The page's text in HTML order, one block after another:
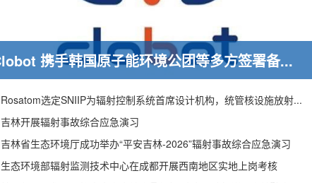
Clobot 携手韩国原子能环境公团等多方签署备忘录，推动放射性废物安全管理多机型机器人示范
Rosatom选定SNIIP为辐射控制系统首席设计机构，统管核设施放射仪表标准化与进口替代保障
吉林开展辐射事故综合应急演习
吉林省生态环境厅成功举办“平安吉林-2026”辐射事故综合应急演习
生态环境部辐射监测技术中心在成都开展西南地区实地上岗考核